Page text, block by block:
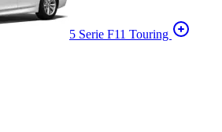
5 Serie F11 Touring